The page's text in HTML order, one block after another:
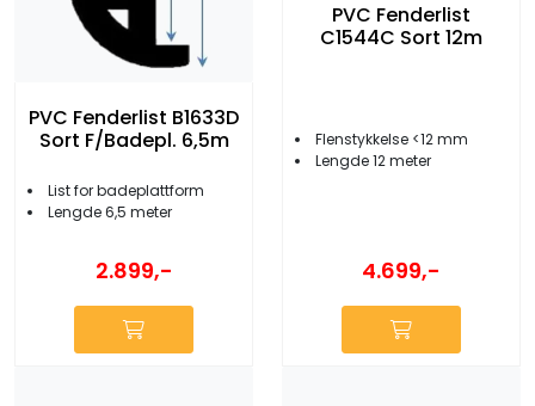
PVC Fenderlist B1633D
Sort F/Badepl. 6,5m
List for badeplattform
Lengde 6,5 meter
2.899,-
PVC Fenderlist
C1544C Sort 12m
Flenstykkelse <12 mm
Lengde 12 meter
4.699,-